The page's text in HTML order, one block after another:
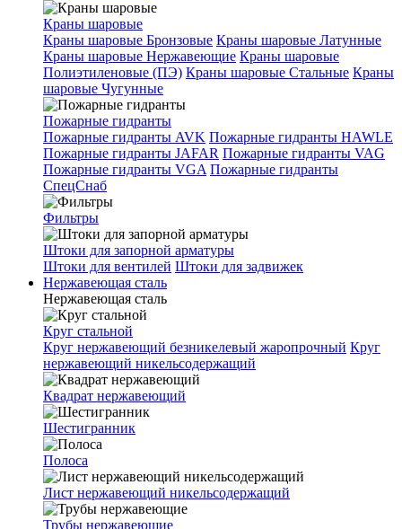
Краны шаровые
Краны шаровые Бронзовые Краны шаровые Латунные
Краны шаровые Нержавеющие Краны шаровые
Полиэтиленовые (ПЭ) Краны шаровые Стальные Краны
шаровые Чугунные
Пожарные гидранты
Пожарные гидранты AVK Пожарные гидранты HAWLE
Пожарные гидранты JAFAR Пожарные гидранты VAG
Пожарные гидранты VGA Пожарные гидранты
СпецСнаб
Фильтры
Штоки для запорной арматуры
Штоки для вентилей Штоки для задвижек
Нержавеющая сталь
Нержавеющая сталь
Круг стальной
Круг нержавеющий безникелевый жаропрочный Круг
нержавеющий никельсодержащий
Квадрат нержавеющий
Шестигранник
Полоса
Лист нержавеющий никельсодержащий
Трубы нержавеющие